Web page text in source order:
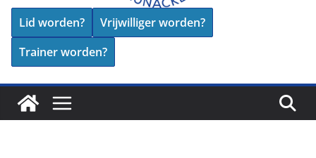
Lid worden?
Vrijwilliger worden?
Trainer worden?